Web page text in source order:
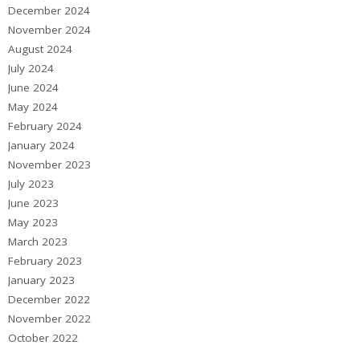
December 2024
November 2024
August 2024
July 2024
June 2024
May 2024
February 2024
January 2024
November 2023
July 2023
June 2023
May 2023
March 2023
February 2023
January 2023
December 2022
November 2022
October 2022